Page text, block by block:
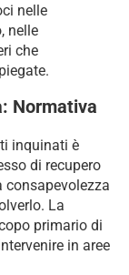
nelle
nelle
che
Normativa
inquinati è
di recupero
consapevolezza
La
primario di
in aree